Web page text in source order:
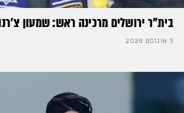
בית"ר ירושלים מרכינה ראש: שמעון
5 אוגוסט 2026